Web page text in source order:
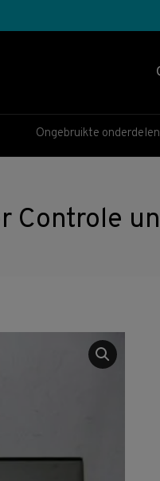
Ongebruikte onderdelen
Controle